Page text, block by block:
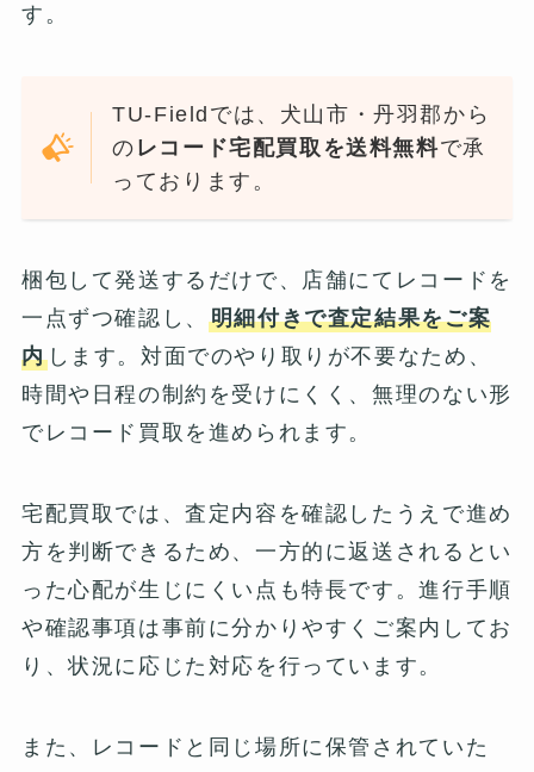
す。
TU-Fieldでは、犬山市・丹羽郡から
の レコード宅配買取を送料無料で承
っております。
梱包して発送するだけで、店舗にてレコードを
一点ずつ確認し、 明細付きで査定結果をご案
内します。対面でのやり取りが不要なため、
時間や日程の制約を受けにくく、無理のない形
でレコード買取を進められます。
宅配買取では、査定内容を確認したうえで進め
方を判断できるため、一方的に返送されるとい
った心配が生じにくい点も特長です。進行手順
や確認事項は事前に分かりやすくご案内してお
り、状況に応じた対応を行っています。
また、レコードと同じ場所に保管されていた